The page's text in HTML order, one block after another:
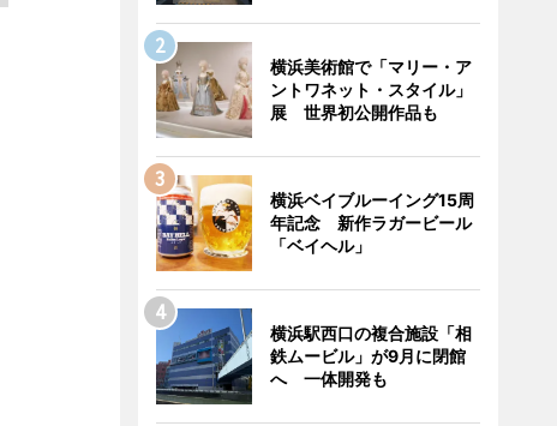
横浜美術館で「マリー・ア
ントワネット・スタイル」
展 世界初公開作品も
横浜ベイブルーイング15周
年記念 新作ラガービール
「ベイヘル」
横浜駅西口の複合施設「相
鉄ムービル」が9月に閉館
へ 一体開発も